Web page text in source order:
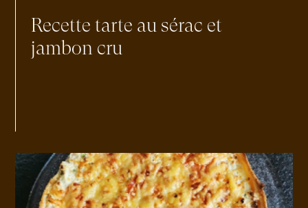
Recette tarte au sérac et
jambon cru